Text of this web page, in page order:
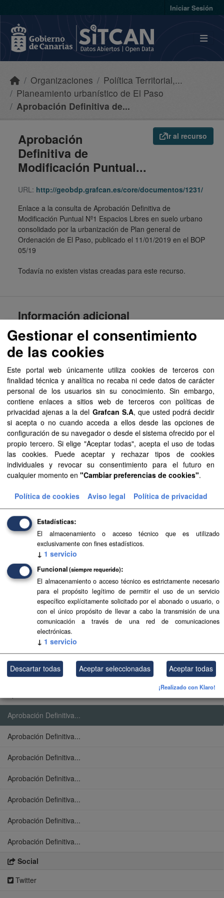
Iniciar Sesión
Organizaciones
Política Territorial,...
Planeamiento urbanístico de El Paso
Aprobación Definitiva de...
Ir al recurso
Aprobación
Definitiva de
Modificación Puntual...
URL: http://geobdp.grafcan.es/core/documentos/1231/
Enlace a la consulta de Aprobación Definitiva de
Modificación Puntual Nº1 Espacios Libres en suelo urbano
consolidado por la urbanización de Plan general de
Ordenación de El Paso, publicado el 11/01/2019 en el BOP
05/19
Todavía no existen vistas creadas para este recurso.
Recursos
Aprobación Definitiva...
Aprobación Definitiva...
Aprobación Definitiva...
Aprobación Definitiva...
Aprobación Definitiva...
Aprobación Definitiva...
Aprobación Definitiva...
Aprobación Definitiva...
Aprobación Definitiva...
Aprobación Definitiva...
Aprobación Definitiva...
Aprobación Definitiva...
Aprobación Definitiva...
Aprobación Definitiva...
Aprobación Definitiva...
Social
Twitter
Información adicional
Campo
Valor
Última actualización de
los datos
Última actualización de
los metadatos
4 de mayo de 2021
Formato
HTML
Licencia
Aviso Legal del
Gobierno de Canarias
Mostrar más
Gestionar el consentimiento
de las cookies
Este portal web únicamente utiliza cookies de terceros con
finalidad técnica y analítica no recaba ni cede datos de carácter
personal de los usuarios sin su conocimiento. Sin embargo,
contiene enlaces a sitios web de terceros con políticas de
privacidad ajenas a la del Grafcan S.A, que usted podrá decidir
si acepta o no cuando acceda a ellos desde las opciones de
configuración de su navegador o desde el sistema ofrecido por el
propio tercero. Si elige "Aceptar todas", acepta el uso de todas
las cookies. Puede aceptar y rechazar tipos de cookies
individuales y revocar su consentimiento para el futuro en
cualquier momento en "Cambiar preferencias de cookies".
Política de cookies Aviso legal Política de privacidad
Estadísticas
El almacenamiento o acceso técnico que es utilizado
exclusivamente con fines estadísticos.
↓ 1 servicio
Funcional (siempre requerido)
El almacenamiento o acceso técnico es estrictamente necesario
para el propósito legítimo de permitir el uso de un servicio
específico explícitamente solicitado por el abonado o usuario, o
con el único propósito de llevar a cabo la transmisión de una
comunicación a través de una red de comunicaciones
electrónicas.
↓ 1 servicio
Descartar todas Aceptar seleccionadas Aceptar todas
¡Realizado con Klaro!